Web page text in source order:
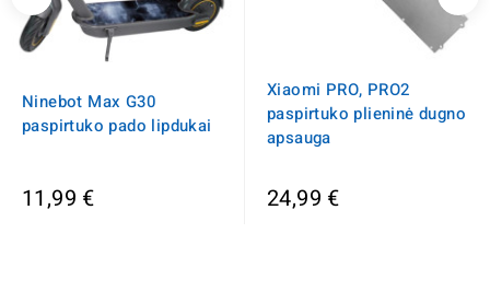
Ninebot Max G30
paspirtuko pado lipdukai
11,99 €
Xiaomi PRO, PRO2
paspirtuko plieninė dugno
apsauga
24,99 €